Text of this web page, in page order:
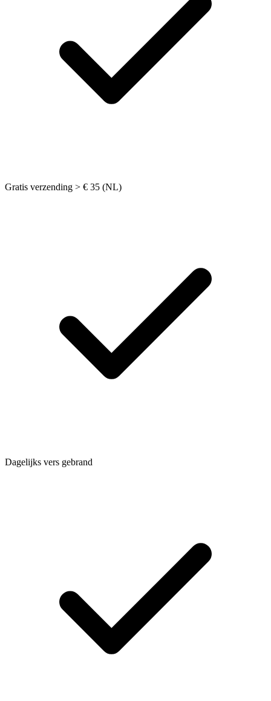
Gratis verzending > € 35 (NL)
Dagelijks vers gebrand